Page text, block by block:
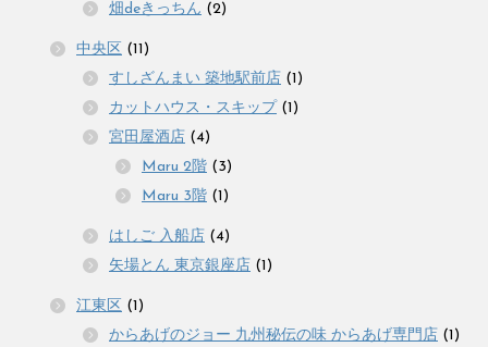
畑deきっちん (2)
中央区 (11)
すしざんまい 築地駅前店 (1)
カットハウス・スキップ (1)
宮田屋酒店 (4)
Maru 2階 (3)
Maru 3階 (1)
はしご 入船店 (4)
矢場とん 東京銀座店 (1)
江東区 (1)
からあげのジョー 九州秘伝の味 からあげ専門店 (1)